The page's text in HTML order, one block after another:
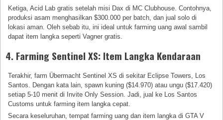
Ketiga, Acid Lab gratis setelah misi Dax di MC Clubhouse. Contohnya,
produksi asam menghasilkan $300.000 per batch, dan jual solo di
lokasi aman. Oleh sebab itu, ini ideal untuk farming uang awal sambil
dapat item langka seperti Vagner gratis.
4. Farming Sentinel XS: Item Langka Kendaraan
Terakhir, farm Übermacht Sentinel XS di sekitar Eclipse Towers, Los
Santos. Dengan kata lain, spawn kuning ($14.970) atau ungu ($17.420)
setiap 5-10 menit di Invite Only Session. Jadi, jual ke Los Santos
Customs untuk farming item langka cepat.
Secara keseluruhan, tempat farming uang dan item langka di GTA V